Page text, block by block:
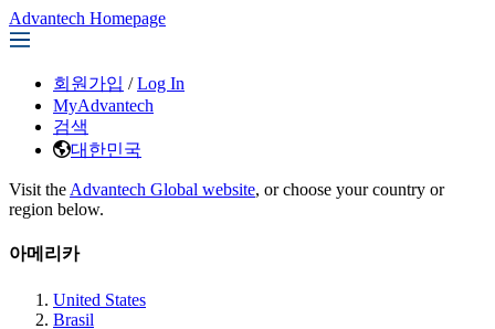
Advantech Homepage
회원가입 / Log In
MyAdvantech
검색
대한민국
Visit the Advantech Global website, or choose your country or
region below.
아메리카
United States
Brasil